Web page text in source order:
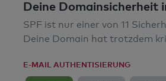
Deine Domainsicherheit
SPF ist nur einer von 11
Deine Domain hat trotzdem
E-MAIL AUTHENTISIERUNG